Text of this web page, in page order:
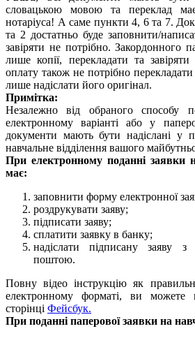
словацькою мовою та переклад
нотаріуса! А саме пункти 4, 6 та 7.
та 2 достатньо буде заповнити/
завіряти не потрібно. Закордонного
лише копії, перекладати та
оплату також не потрібно
лише надіслати його оригінал.
Примітка:
Незалежно від обраного способу
електронному варіанті або у
документи мають бути надіслані у
навчальне відділення вашого
При електронному поданні заявки
має:
заповнити форму електронної
роздрукувати заяву;
підписати заяву;
сплатити заявку в банку;
надіслати підписану заяву
поштою.
Повну відео інструкцію як
електронному форматі, ви можете
сторінці Фейсбук.
При поданні паперової заявки на